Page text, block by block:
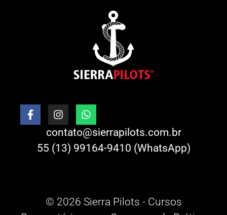
contato@sierrapilots.com.br
55 (13) 99164-9410 (WhatsApp)
© 2026 Sierra Pilots - Cursos